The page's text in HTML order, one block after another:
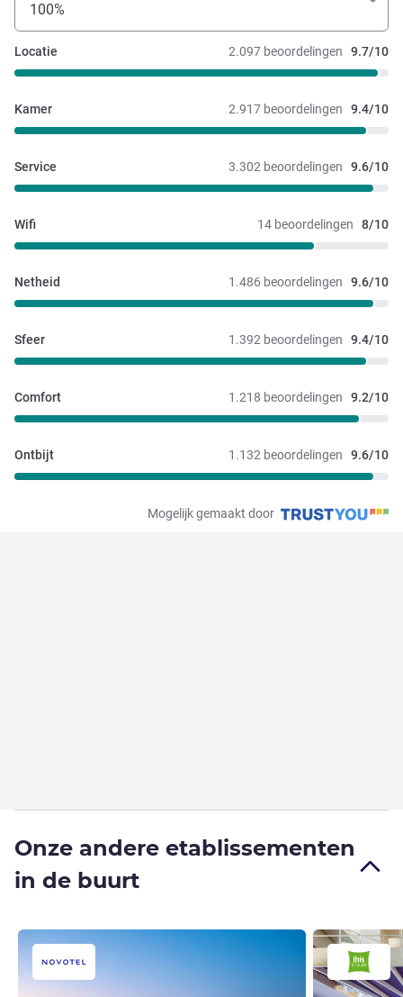
100%
2.097 beoordelingen 9.7/10
Locatie
2.917 beoordelingen 9.4/10
Kamer
3.302 beoordelingen 9.6/10
Service
14 beoordelingen 8/10
Wifi
1.486 beoordelingen 9.6/10
Netheid
1.392 beoordelingen 9.4/10
Sfeer
1.218 beoordelingen 9.2/10
Comfort
1.132 beoordelingen 9.6/10
Ontbijt
Mogelijk gemaakt door
Onze andere etablissementen
in de buurt